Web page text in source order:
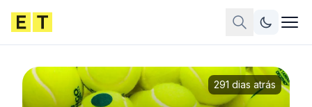
291 dias atrás